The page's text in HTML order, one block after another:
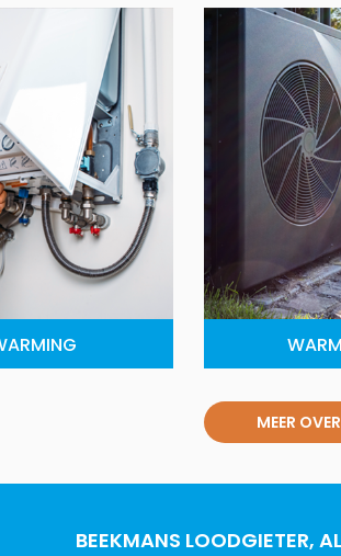
MEER
BEEKMANS LOODGIETER,